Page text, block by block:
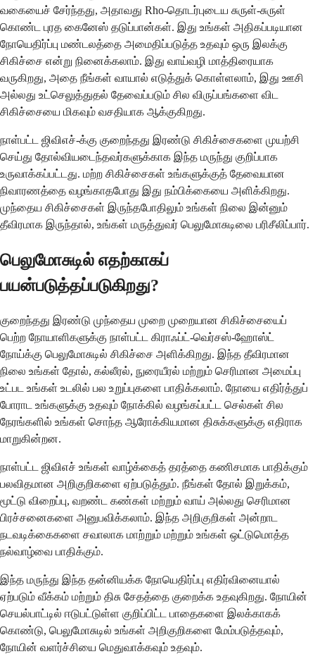
வகையைச் சேர்ந்தது, அதாவது Rho-தொடர்புடைய சுருள்-சுருள்
கொண்ட புரத கைனேஸ் தடுப்பான்கள். இது உங்கள் அதிகப்படியான
நோயெதிர்ப்பு மண்டலத்தை அமைதிப்படுத்த உதவும் ஒரு இலக்கு
சிகிச்சை என்று நினைக்கலாம். இது வாய்வழி மாத்திரையாக
வருகிறது, அதை நீங்கள் வாயால் எடுத்துக் கொள்ளலாம், இது ஊசி
அல்லது உட்செலுத்துதல் தேவைப்படும் சில விருப்பங்களை விட
சிகிச்சையை மிகவும் வசதியாக ஆக்குகிறது.
நாள்பட்ட ஜிவிஎச்-க்கு குறைந்தது இரண்டு சிகிச்சைகளை முயற்சி
செய்து தோல்வியடைந்தவர்களுக்காக இந்த மருந்து குறிப்பாக
உருவாக்கப்பட்டது. மற்ற சிகிச்சைகள் உங்களுக்குத் தேவையான
நிவாரணத்தை வழங்காதபோது இது நம்பிக்கையை அளிக்கிறது.
முந்தைய சிகிச்சைகள் இருந்தபோதிலும் உங்கள் நிலை இன்னும்
தீவிரமாக இருந்தால், உங்கள் மருத்துவர் பெலுமோசுடிலை பரிசீலிப்பார்.
பெலுமோசுடில் எதற்காகப்
பயன்படுத்தப்படுகிறது?
குறைந்தது இரண்டு முந்தைய முறை முறையான சிகிச்சையைப்
பெற்ற நோயாளிகளுக்கு நாள்பட்ட கிராஃப்ட்-வெர்சஸ்-ஹோஸ்ட்
நோய்க்கு பெலுமோசுடில் சிகிச்சை அளிக்கிறது. இந்த தீவிரமான
நிலை உங்கள் தோல், கல்லீரல், நுரையீரல் மற்றும் செரிமான அமைப்பு
உட்பட உங்கள் உடலில் பல உறுப்புகளை பாதிக்கலாம். நோயை எதிர்த்துப்
போராட உங்களுக்கு உதவும் நோக்கில் வழங்கப்பட்ட செல்கள் சில
நேரங்களில் உங்கள் சொந்த ஆரோக்கியமான திசுக்களுக்கு எதிராக
மாறுகின்றன.
நாள்பட்ட ஜிவிஎச் உங்கள் வாழ்க்கைத் தரத்தை கணிசமாக பாதிக்கும்
பலவிதமான அறிகுறிகளை ஏற்படுத்தும். நீங்கள் தோல் இறுக்கம்,
மூட்டு விறைப்பு, வறண்ட கண்கள் மற்றும் வாய் அல்லது செரிமான
பிரச்சனைகளை அனுபவிக்கலாம். இந்த அறிகுறிகள் அன்றாட
நடவடிக்கைகளை சவாலாக மாற்றும் மற்றும் உங்கள் ஒட்டுமொத்த
நல்வாழ்வை பாதிக்கும்.
இந்த மருந்து இந்த தன்னியக்க நோயெதிர்ப்பு எதிர்வினையால்
ஏற்படும் வீக்கம் மற்றும் திசு சேதத்தை குறைக்க உதவுகிறது. நோயின்
செயல்பாட்டில் ஈடுபட்டுள்ள குறிப்பிட்ட பாதைகளை இலக்காகக்
கொண்டு, பெலுமோசுடில் உங்கள் அறிகுறிகளை மேம்படுத்தவும்,
நோயின் வளர்ச்சியை மெதுவாக்கவும் உதவும்.